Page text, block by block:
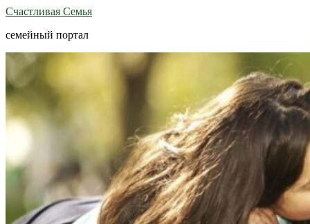
Счастливая Семья
семейный портал